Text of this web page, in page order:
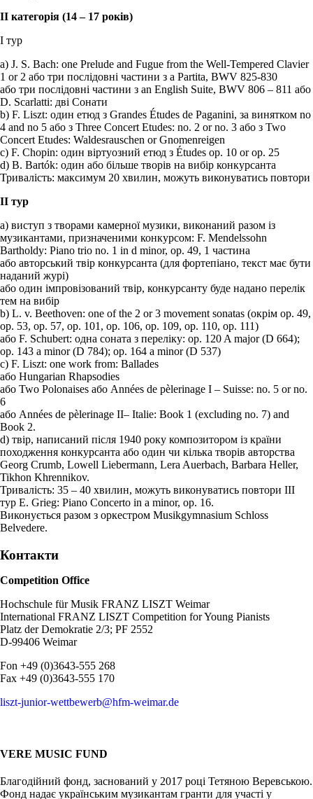
II категорія (14 – 17 років)
І тур
a) J. S. Bach: one Prelude and Fugue from the Well-Tempered Clavier
1 or 2 або три послідовні частини з a Partita, BWV 825-830
або три послідовні частини з an English Suite, BWV 806 – 811 або
D. Scarlatti: дві Сонати
b) F. Liszt: один етюд з Grandes Études de Paganini, за винятком no
4 and no 5 або з Three Concert Etudes: no. 2 or no. 3 або з Two
Concert Etudes: Waldesrauschen orGnomenreigen
c) F. Chopin: один віртуозний етюд з Études op. 10 or op. 25
d) B. Bartók: один або більше творів на вибір конкурсанта
Тривалість: максимум 20 хвилин, можуть виконуватись повтори
ІІ тур
a) виступ з творами камерної музики, виконаний разом із
музикантами, призначеними конкурсом: F. Mendelssohn
Bartholdy: Piano trio no. 1 in d minor, op. 49, 1 частина
або авторський твір конкурсанта (для фортепіано, текст має бути
наданий журі)
або один імпровізований твір, конкурсанту буде надано перелік
тем на вибір
b) L. v. Beethoven: one of the 2 or 3 movement sonatas (окрім op. 49,
op. 53, op. 57, op. 101, op. 106, op. 109, op. 110, op. 111)
або F. Schubert: одна соната з переліку: op. 120 A major (D 664);
op. 143 a minor (D 784); op. 164 a minor (D 537)
c) F. Liszt: one work from: Ballades
або Hungarian Rhapsodies
або Two Polonaises або Années de pèlerinage I – Suisse: no. 5 or no.
6
або Années de pèlerinage II– Italie: Book 1 (excluding no. 7) and
Book 2.
d) твір, написаний після 1940 року композитором із країни
походження конкурсанта або один чи кілька творів авторства
Georg Crumb, Lowell Liebermann, Lera Auerbach, Barbara Heller,
Tikhon Khrennikov.
Тривалість: 35 – 40 хвилин, можуть виконуватись повтори ІІІ
тур E. Grieg: Piano Concerto in a minor, op. 16.
Виконується разом з оркестром Musikgymnasium Schloss
Belvedere.
Контакти
Competition Office
Hochschule für Musik FRANZ LISZT Weimar
International FRANZ LISZT Competition for Young Pianists
Platz der Demokratie 2/3; PF 2552
D-99406 Weimar
Fon +49 (0)3643-555 268
Fax +49 (0)3643-555 170
liszt-junior-wettbewerb@hfm-weimar.de
VERE MUSIC FUND
Благодійний фонд, заснований у 2017 році Тетяною Веревською.
Фонд надає українським музикантам гранти для участі у